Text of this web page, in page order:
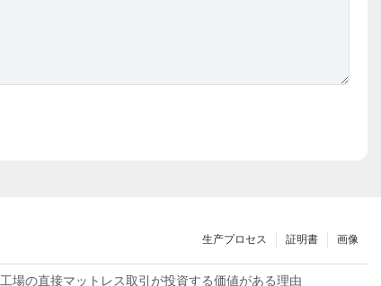
画像
証明書
生产プロセス
工場の直接マットレス取引が投資する価値がある理由